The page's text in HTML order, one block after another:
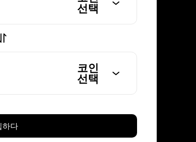
선택
코인
선택
하다